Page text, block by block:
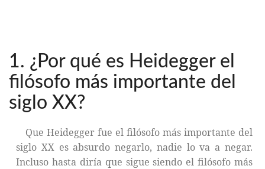
1. ¿Por qué es Heidegger el
filósofo más importante del
siglo XX?
Que Heidegger fue el filósofo más importante del
siglo XX es absurdo negarlo, nadie lo va a negar.
Incluso hasta diría que sigue siendo el filósofo más